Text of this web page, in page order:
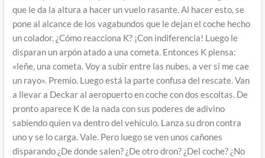
que le da la altura a hacer un vuelo rasante. Al hacer esto, se
pone al alcance de los vagabundos que le dejan el coche hecho
un colador. ¿Cómo reacciona K? ¡Con indiferencia! Luego le
disparan un arpón atado a una cometa. Entonces K piensa:
«leñe, una cometa. Voy a subir entre las nubes, a ver si me cae
un rayo». Premio. Luego está la parte confusa del rescate. Van
a llevar a Deckar al aeropuerto en coche con dos escoltas. De
pronto aparece K de la nada con sus poderes de adivino
sabiendo quien va dentro del vehículo. Lanza su dron contra
uno y se lo carga. Vale. Pero luego se ven unos cañones
disparando ¿De donde salen? ¿De otro dron? ¿Del coche? ¿No